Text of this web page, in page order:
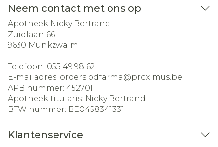
Neem contact met ons op
Apotheek Nicky Bertrand
Zuidlaan 66
9630 Munkzwalm
Telefoon: 055 49 98 62
E-mailadres: orders.bdfarma@proximus.be
APB nummer: 452701
Apotheek titularis: Nicky Bertrand
BTW nummer: BE0458341331
Klantenservice